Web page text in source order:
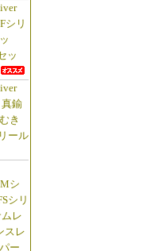
シリ
ッ
真鍮
き
ール
シ
シリ
レ
スレ
ー